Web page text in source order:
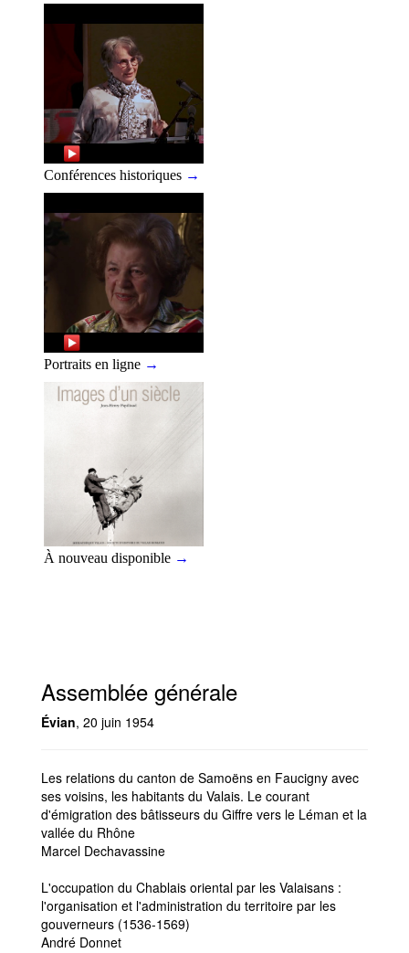
Assemblée générale
Évian, 20 juin 1954
Les relations du canton de Samoëns en Faucigny avec
ses voisins, les habitants du Valais. Le courant
d'émigration des bâtisseurs du Giffre vers le Léman et la
vallée du Rhône
Marcel Dechavassine
L'occupation du Chablais oriental par les Valaisans :
l'organisation et l'administration du territoire par les
gouverneurs (1536-1569)
André Donnet